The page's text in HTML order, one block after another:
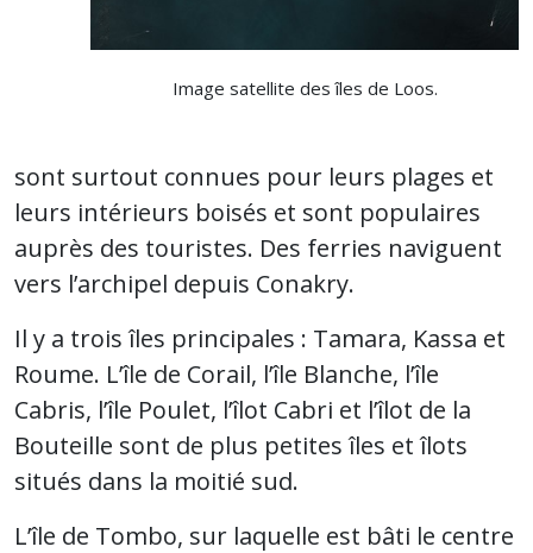
Image satellite des îles de Loos.
sont surtout connues pour leurs plages et
leurs intérieurs boisés et sont populaires
auprès des touristes. Des ferries naviguent
vers l’archipel depuis Conakry.
Il y a trois îles principales : Tamara, Kassa et
Roume. L’île de Corail, l’île Blanche, l’île
Cabris, l’île Poulet, l’îlot Cabri et l’îlot de la
Bouteille sont de plus petites îles et îlots
situés dans la moitié sud.
L’île de Tombo, sur laquelle est bâti le centre